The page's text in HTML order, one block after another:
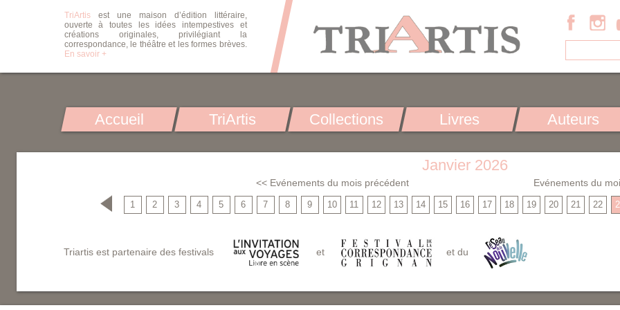
TriArtisest une maison d’édition littéraire,
ouverte à toutes les idées intempestives et
créations originales, privilégiant la
correspondance, le théâtre et les formes brèves.
En savoir +
Accueil TriArtis Collections Livres Auteurs
Janvier 2026
<< Evénements du mois précédent Evénements du
1 2 3 4 5 6 7 8 9 10 11 12 13 14 15 16 17 18 19 20 21 22
Triartis est partenaire des festivals et et du